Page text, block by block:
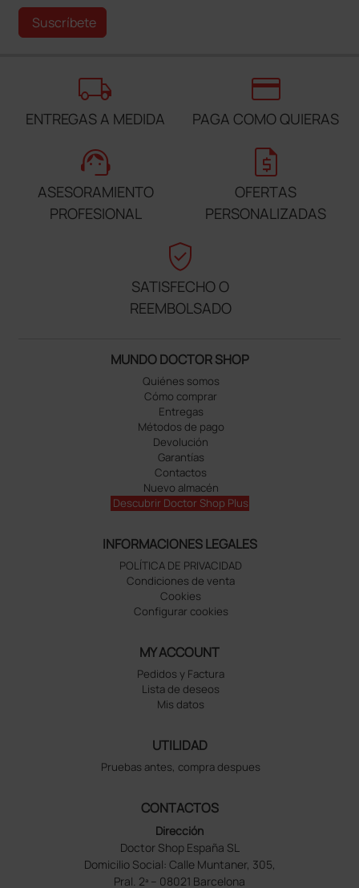
Suscríbete
local_shipping
ENTREGAS A MEDIDA
credit_card
PAGA COMO QUIERAS
support_agent
ASESORAMIENTO
PROFESIONAL
request_quote
OFERTAS
PERSONALIZADAS
verified_user
SATISFECHO O
REEMBOLSADO
MUNDO DOCTOR SHOP
Quiénes somos
Cómo comprar
Entregas
Métodos de pago
Devolución
Garantías
Contactos
Nuevo almacén
Descubrir Doctor Shop Plus
INFORMACIONES LEGALES
POLÍTICA DE PRIVACIDAD
Condiciones de venta
Cookies
Configurar cookies
MY ACCOUNT
Pedidos y Factura
Lista de deseos
Mis datos
UTILIDAD
Pruebas antes, compra despues
CONTACTOS
Dirección
Doctor Shop España SL
Domicilio Social: Calle Muntaner, 305,
Pral. 2ª – 08021 Barcelona